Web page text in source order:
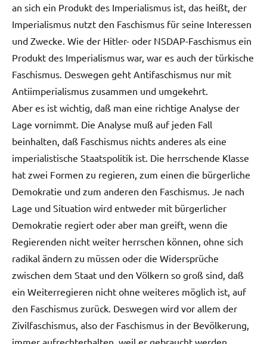
an sich ein Produkt des Imperialismus ist, das heißt, der
Imperialismus nutzt den Faschismus für seine Interessen
und Zwecke. Wie der Hitler- oder NSDAP-Faschismus ein
Produkt des Imperialismus war, war es auch der türkische
Faschismus. Deswegen geht Antifaschismus nur mit
Antiimperialismus zusammen und umgekehrt.
Aber es ist wichtig, daß man eine richtige Analyse der
Lage vornimmt. Die Analyse muß auf jeden Fall
beinhalten, daß Faschismus nichts anderes als eine
imperialistische Staatspolitik ist. Die herrschende Klasse
hat zwei Formen zu regieren, zum einen die bürgerliche
Demokratie und zum anderen den Faschismus. Je nach
Lage und Situation wird entweder mit bürgerlicher
Demokratie regiert oder aber man greift, wenn die
Regierenden nicht weiter herrschen können, ohne sich
radikal ändern zu müssen oder die Widersprüche
zwischen dem Staat und den Völkern so groß sind, daß
ein Weiterregieren nicht ohne weiteres möglich ist, auf
den Faschismus zurück. Deswegen wird vor allem der
Zivilfaschismus, also der Faschismus in der Bevölkerung,
immer aufrechterhalten, weil er gebraucht werden